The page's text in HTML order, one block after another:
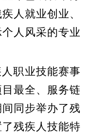
人就业创业、
人风采的专业
职业技能赛事
最全、服务链
同步举办了残
残疾人技能特